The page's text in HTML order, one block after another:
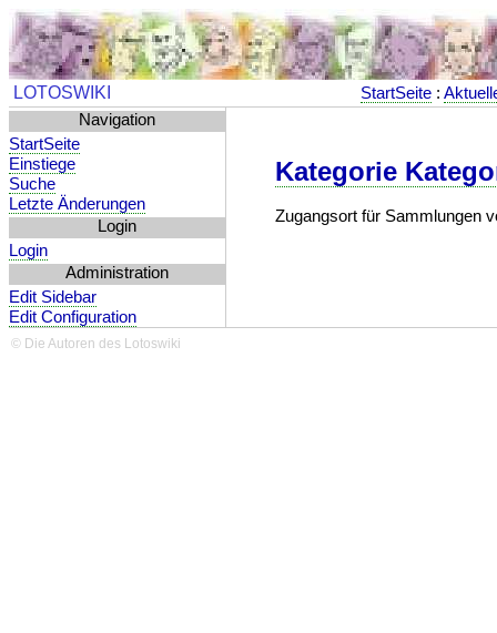
LOTOSWIKI StartSeite :
Navigation
StartSeite
Einstiege
Suche
Letzte Änderungen
Login
Login
Administration
Edit Sidebar
Edit Configuration
Kategorie
Zugangsort für Sammlungen
© Die Autoren des Lotoswiki